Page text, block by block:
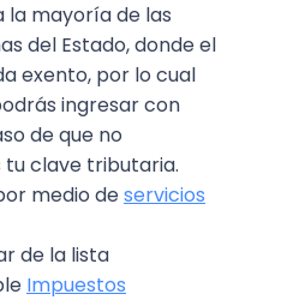
la mayoría de las
del Estado, donde el
exento, por lo cual
ingresar con
de que no
tu clave tributaria.
medio deservicios
de la lista
Impuestos